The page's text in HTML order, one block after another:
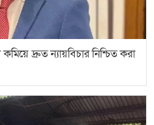
দ্রুত ন্যায়বিচার নিশ্চিত করা